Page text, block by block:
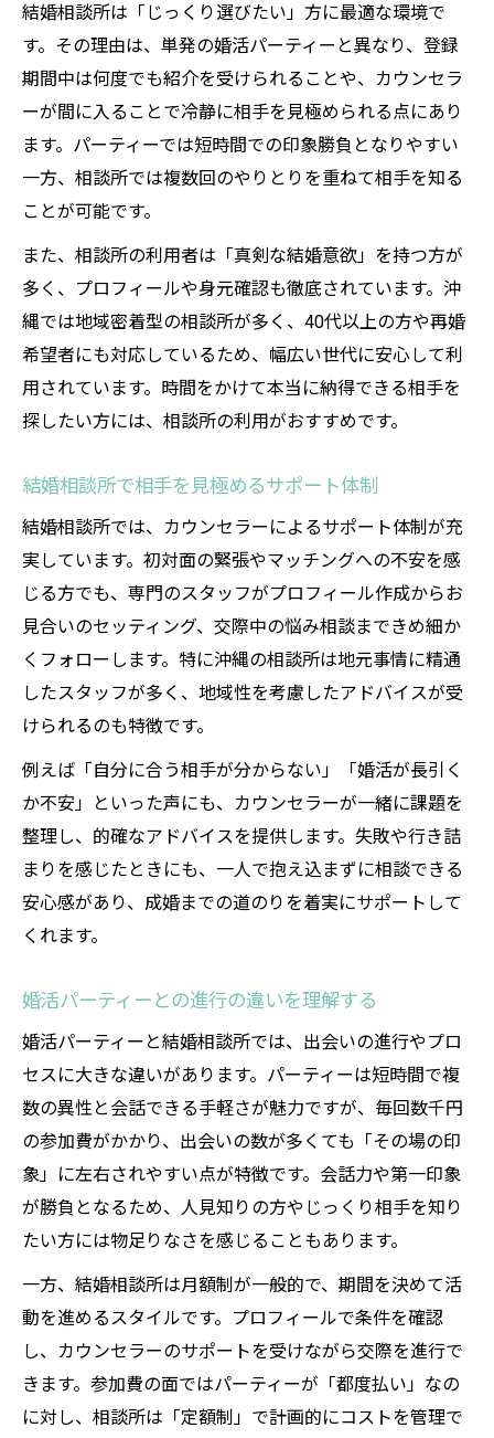
結婚相談所は「じっくり選びたい」方に最適な環境で
す。その理由は、単発の婚活パーティーと異なり、登録
期間中は何度でも紹介を受けられることや、カウンセラ
ーが間に入ることで冷静に相手を見極められる点にあり
ます。パーティーでは短時間での印象勝負となりやすい
一方、相談所では複数回のやりとりを重ねて相手を知る
ことが可能です。
また、相談所の利用者は「真剣な結婚意欲」を持つ方が
多く、プロフィールや身元確認も徹底されています。沖
縄では地域密着型の相談所が多く、40代以上の方や再婚
希望者にも対応しているため、幅広い世代に安心して利
用されています。時間をかけて本当に納得できる相手を
探したい方には、相談所の利用がおすすめです。
結婚相談所で相手を見極めるサポート体制
結婚相談所では、カウンセラーによるサポート体制が充
実しています。初対面の緊張やマッチングへの不安を感
じる方でも、専門のスタッフがプロフィール作成からお
見合いのセッティング、交際中の悩み相談まできめ細か
くフォローします。特に沖縄の相談所は地元事情に精通
したスタッフが多く、地域性を考慮したアドバイスが受
けられるのも特徴です。
例えば「自分に合う相手が分からない」「婚活が長引く
か不安」といった声にも、カウンセラーが一緒に課題を
整理し、的確なアドバイスを提供します。失敗や行き詰
まりを感じたときにも、一人で抱え込まずに相談できる
安心感があり、成婚までの道のりを着実にサポートして
くれます。
婚活パーティーとの進行の違いを理解する
婚活パーティーと結婚相談所では、出会いの進行やプロ
セスに大きな違いがあります。パーティーは短時間で複
数の異性と会話できる手軽さが魅力ですが、毎回数千円
の参加費がかかり、出会いの数が多くても「その場の印
象」に左右されやすい点が特徴です。会話力や第一印象
が勝負となるため、人見知りの方やじっくり相手を知り
たい方には物足りなさを感じることもあります。
一方、結婚相談所は月額制が一般的で、期間を決めて活
動を進めるスタイルです。プロフィールで条件を確認
し、カウンセラーのサポートを受けながら交際を進行で
きます。参加費の面ではパーティーが「都度払い」なの
に対し、相談所は「定額制」で計画的にコストを管理で